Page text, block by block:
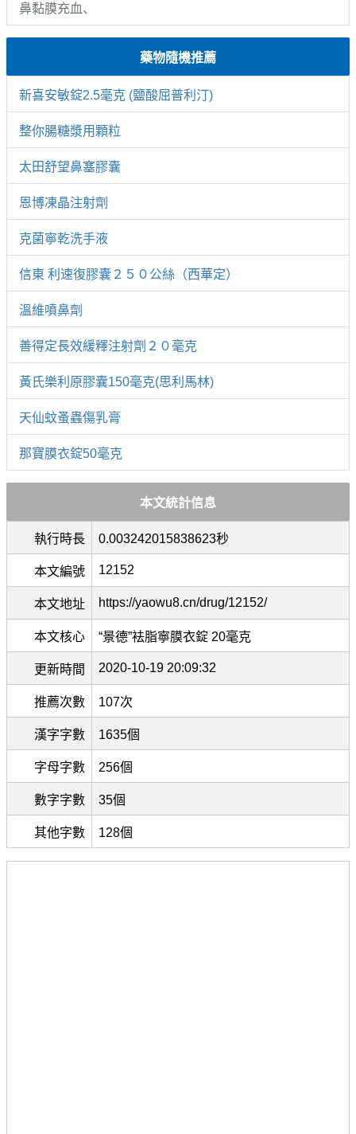
鼻黏膜充血、
藥物隨機推薦
新喜安敏錠2.5毫克 (鹽酸屈普利汀)
整你腸糖漿用顆粒
太田舒望鼻塞膠囊
恩博凍晶注射劑
克菌寧乾洗手液
信東 利速復膠囊２５０公絲（西華定）
溫維噴鼻劑
善得定長效緩釋注射劑２０毫克
黃氏樂利原膠囊150毫克(思利馬林)
天仙蚊蚤蟲傷乳膏
那寶膜衣錠50毫克
本文統計信息
執行時長 0.003242015838623秒
本文編號 12152
本文地址 https://yaowu8.cn/drug/12152/
本文核心 “景德”袪脂寧膜衣錠 20毫克
更新時間 2020-10-19 20:09:32
推薦次數 107次
漢字字數 1635個
字母字數 256個
數字字數 35個
其他字數 128個